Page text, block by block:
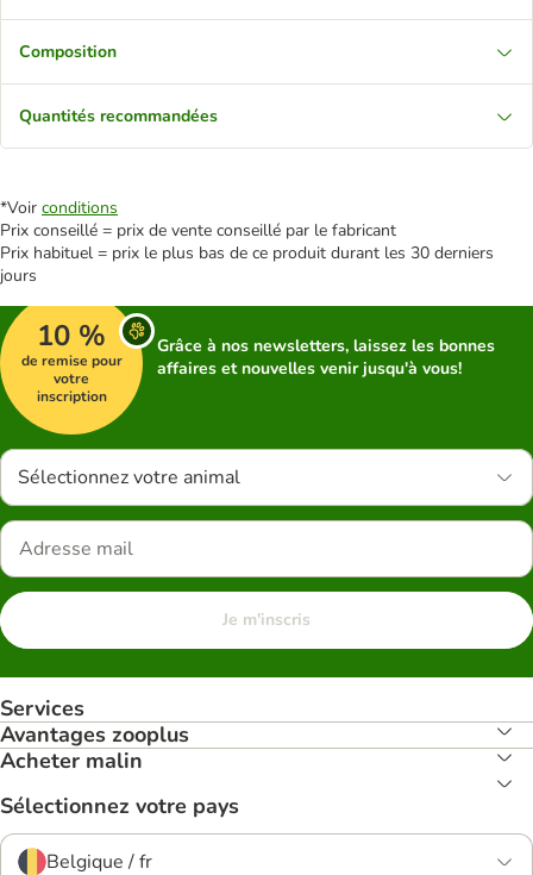
Composition
Quantités recommandées
*Voir conditions
Prix conseillé = prix de vente conseillé par le fabricant
Prix habituel = prix le plus bas de ce produit durant les 30 derniers
jours
10 %
de remise pour
votre
inscription
Grâce à nos newsletters, laissez les bonnes
affaires et nouvelles venir jusqu'à vous!
Sélectionnez votre animal
Je m'inscris
Services
Avantages zooplus
Acheter malin
Sélectionnez votre pays
Belgique / fr